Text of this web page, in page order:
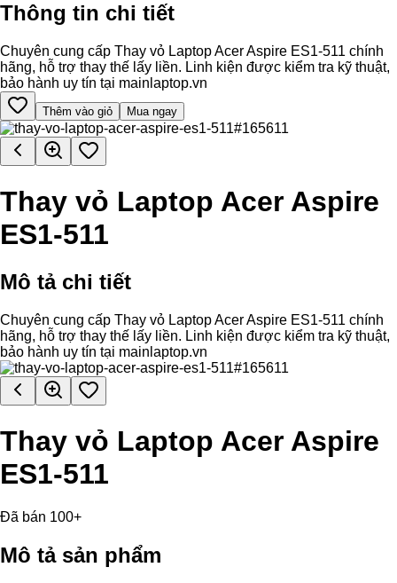
Thông tin chi tiết
Chuyên cung cấp Thay vỏ Laptop Acer Aspire ES1-511 chính
hãng, hỗ trợ thay thế lấy liền. Linh kiện được kiểm tra kỹ thuật,
bảo hành uy tín tại mainlaptop.vn
Thêm vào giỏ Mua ngay
Thay vỏ Laptop Acer Aspire
ES1-511
Mô tả chi tiết
Chuyên cung cấp Thay vỏ Laptop Acer Aspire ES1-511 chính
hãng, hỗ trợ thay thế lấy liền. Linh kiện được kiểm tra kỹ thuật,
bảo hành uy tín tại mainlaptop.vn
Thay vỏ Laptop Acer Aspire
ES1-511
Đã bán 100+
Mô tả sản phẩm